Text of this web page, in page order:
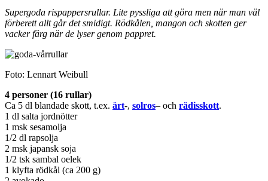
Supergoda rispappersrullar. Lite pyssliga att göra men när man väl
förberett allt går det smidigt. Rödkålen, mangon och skotten ger
vacker färg när de lyser genom pappret.
Foto: Lennart Weibull
4 personer (16 rullar)
Ca 5 dl blandade skott, t.ex. ärt-, solros– och rädisskott.
1 dl salta jordnötter
1 msk sesamolja
1/2 dl rapsolja
2 msk japansk soja
1/2 tsk sambal oelek
1 klyfta rödkål (ca 200 g)